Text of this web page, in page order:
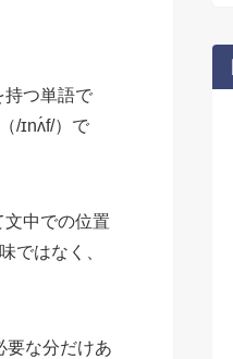
持つ単語で
/ɪnʌ́f/）で
文中での位置
ではなく、
要な分だけあ